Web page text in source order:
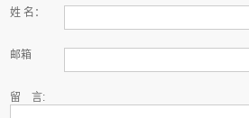
姓 名：
邮箱
留 言: